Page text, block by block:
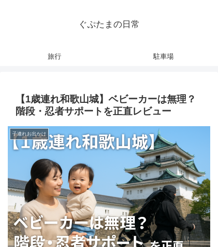
ぐぷたまの日常
旅行 駐車場
【1歳連れ和歌山城】ベビーカーは無理？
階段・忍者サポートを正直レビュー
子連れお出かけ